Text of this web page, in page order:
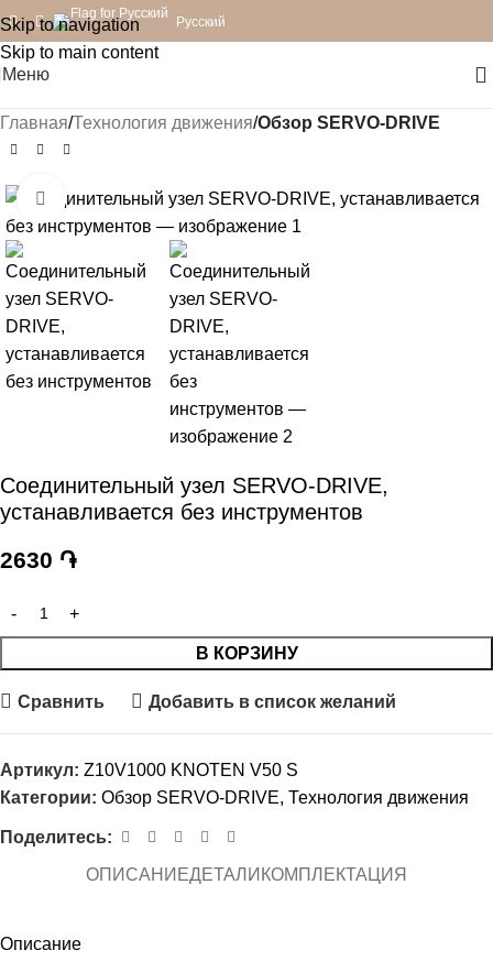
Skip to navigation
Skip to main content
Русский
Меню
Главная Технология движения Обзор SERVO-DRIVE
Нажмите, чтобы увеличить
Соединительный узел SERVO-DRIVE,
устанавливается без инструментов
2630 ֏
В КОРЗИНУ
Сравнить Добавить в список желаний
Артикул: Z10V1000 KNOTEN V50 S
Категории: Обзор SERVO-DRIVE, Технология движения
Поделитесь:
ОПИСАНИЕДЕТАЛИ КОМПЛЕКТАЦИЯ
Описание